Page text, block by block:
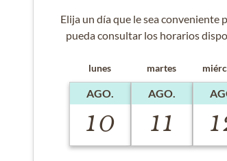
Elija un día que le sea conveniente
pueda consultar los horarios
lunes
AGO.
10
martes
AGO.
11